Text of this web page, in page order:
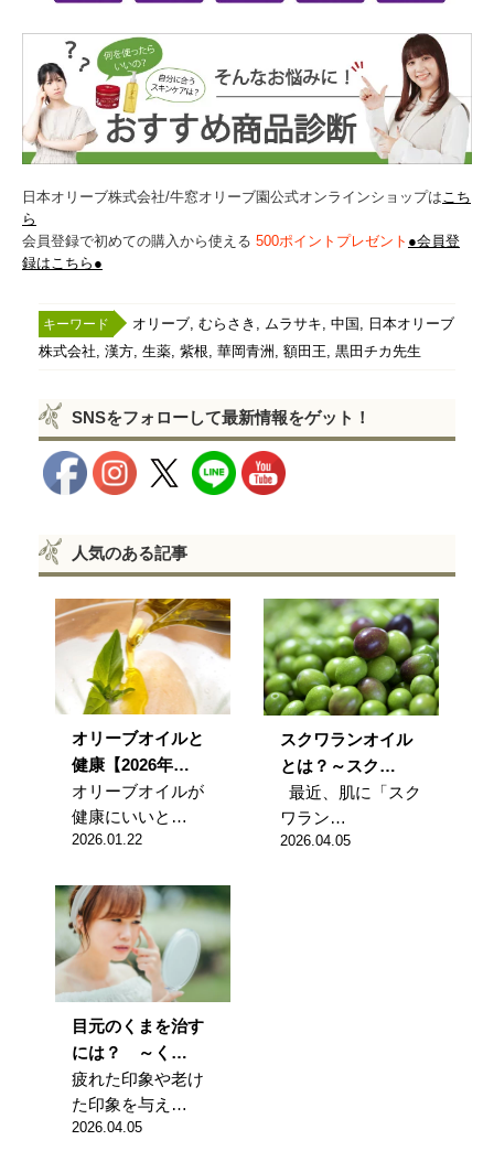
日本オリーブ株式会社/牛窓オリーブ園公式オンラインショップはこち
ら
会員登録で初めての購入から使える 500ポイントプレゼント ●会員登
録はこちら●
オリーブ むらさき ムラサキ 中国
日本オリーブ
株式会社 漢方 生薬 紫根 華岡青洲 額田王 黒田チカ先生
SNSをフォローして最新情報をゲット！
人気のある記事
オリーブオイルと
健康【2026年…
オリーブオイルが
健康にいいと…
2026.01.22
スクワランオイル
とは？～スク…
最近、肌に「スク
ワラン…
2026.04.05
目元のくまを治す
には？ ～く…
疲れた印象や老け
た印象を与え…
2026.04.05